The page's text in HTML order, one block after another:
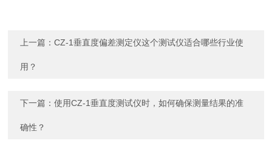
上一篇：CZ-1垂直度偏差测定仪这个测试仪适合哪些行业使
用？
下一篇：使用CZ-1垂直度测试仪时，如何确保测量结果的准
确性？